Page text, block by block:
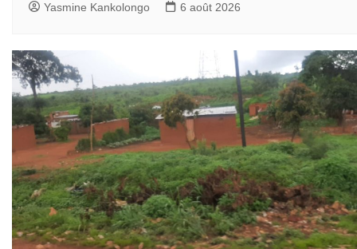
Yasmine Kankolongo 6 août 2026